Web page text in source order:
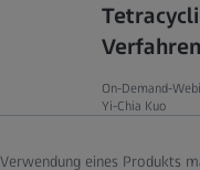
On-Demand-
Yi-Chia Kuo
eines Produkts